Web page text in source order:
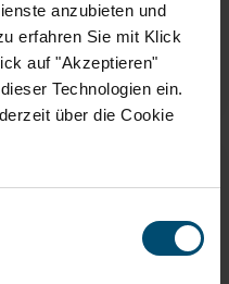
anzubieten und
erfahren Sie mit Klick
auf "Akzeptieren"
Technologien ein.
über die Cookie